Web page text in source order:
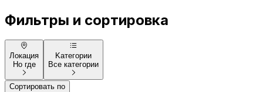
Фильтры и сортировка
Локация
Но где
Kатегории
Все категории
Сортировать по